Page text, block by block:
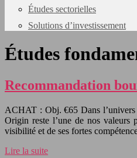
Études sectorielles
Solutions d’investissement
Études
Recommandation
ACHAT : Obj. €65 Dans l’univers
Origin reste l’une de nos valeurs
visibilité et de ses fortes
Lire la suite